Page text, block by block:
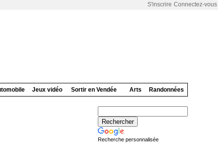
Connectez-vous
S'inscrire
Jeux vidéo Sortir en Vendée Arts Randonnées
Recherche personnalisée